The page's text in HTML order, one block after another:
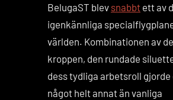
BelugaST blev snabbt ett av
igenkännliga
världen. Kombinationen av
kroppen, den rundade
dess tydliga arbetsroll gjorde
något helt annat än vanliga